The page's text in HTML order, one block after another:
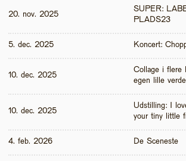
20. nov. 2025
SUPER:
PLADS23
5. dec. 2025 Koncert:
10. dec. 2025
Collage i flere
egen lille
10. dec. 2025
Udstilling: I
your tiny little
4. feb. 2026 De Sceneste